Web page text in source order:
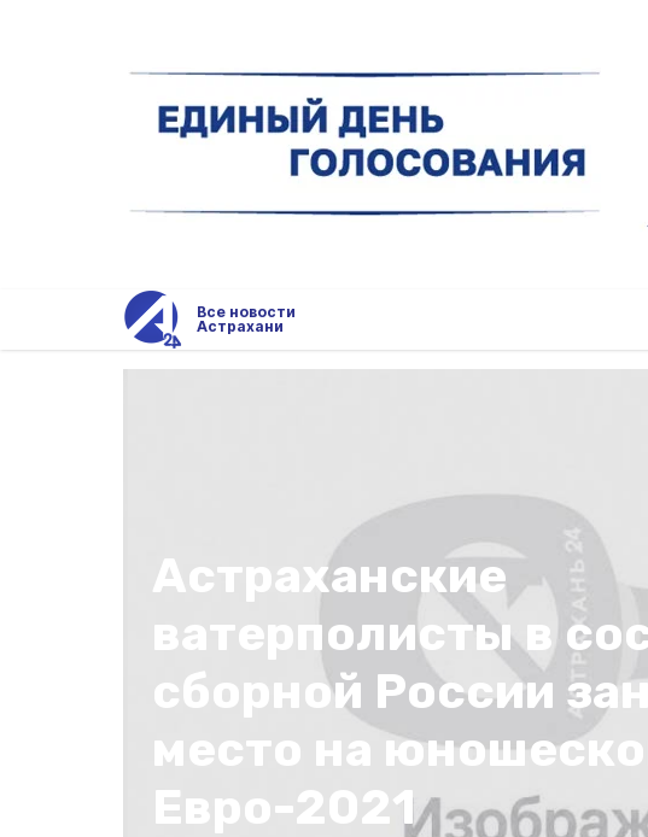
Все новости
Астрахани
Астраханские
ватерполисты в
сборной России
место на
Евро-2021